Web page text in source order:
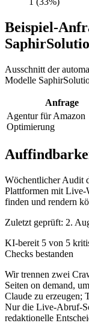
Beispiel-
Ausschnitt der
Modelle
Anfrage
Agentur für Amazon
Optimierung
Wöchentlicher Audit
Plattformen mit Live-
finden und rendern
Zuletzt geprüft: 2.
KI-bereit 5 von 5
Checks bestanden
Wir trennen zwei
Seiten on demand,
Claude zu erzeugen;
Nur die Live-Abruf-
redaktionelle